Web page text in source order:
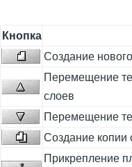
Кнопка
Создание
Перемещение
слоев
Перемещение
Создание копии
Прикрепление